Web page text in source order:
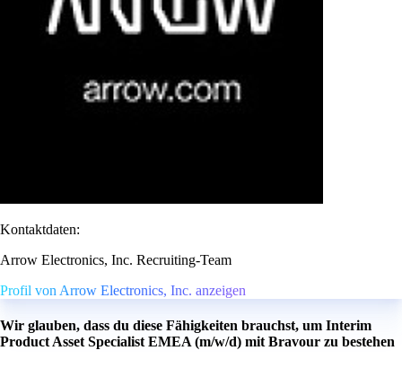
Kontaktdaten:
Arrow Electronics, Inc. Recruiting-Team
Profil von Arrow Electronics, Inc. anzeigen
Wir glauben, dass du diese Fähigkeiten brauchst, um Interim
Product Asset Specialist EMEA (m/w/d) mit Bravour zu bestehen